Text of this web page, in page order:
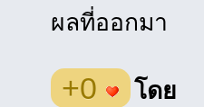
ผลที่ออกมา
+0 โดย